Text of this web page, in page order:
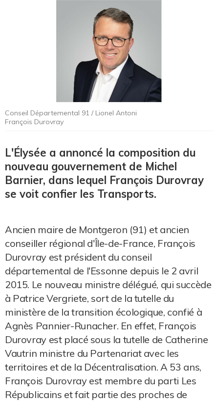
Conseil Départemental 91 / Lionel Antoni
François Durovray
L'Élysée a annoncé la composition du
nouveau gouvernement de Michel
Barnier, dans lequel François Durovray
se voit confier les Transports.
Ancien maire de Montgeron (91) et ancien
conseiller régional d'Île-de-France, François
Durovray est président du conseil
départemental de l'Essonne depuis le 2 avril
2015. Le nouveau ministre délégué, qui succède
à Patrice Vergriete, sort de la tutelle du
ministère de la transition écologique, confié à
Agnès Pannier-Runacher. En effet, François
Durovray est placé sous la tutelle de Catherine
Vautrin ministre du Partenariat avec les
territoires et de la Décentralisation. A 53 ans,
François Durovray est membre du parti Les
Républicains et fait partie des proches de